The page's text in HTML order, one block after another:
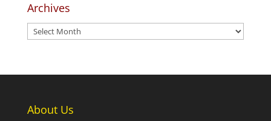
Archives
Archives
About Us